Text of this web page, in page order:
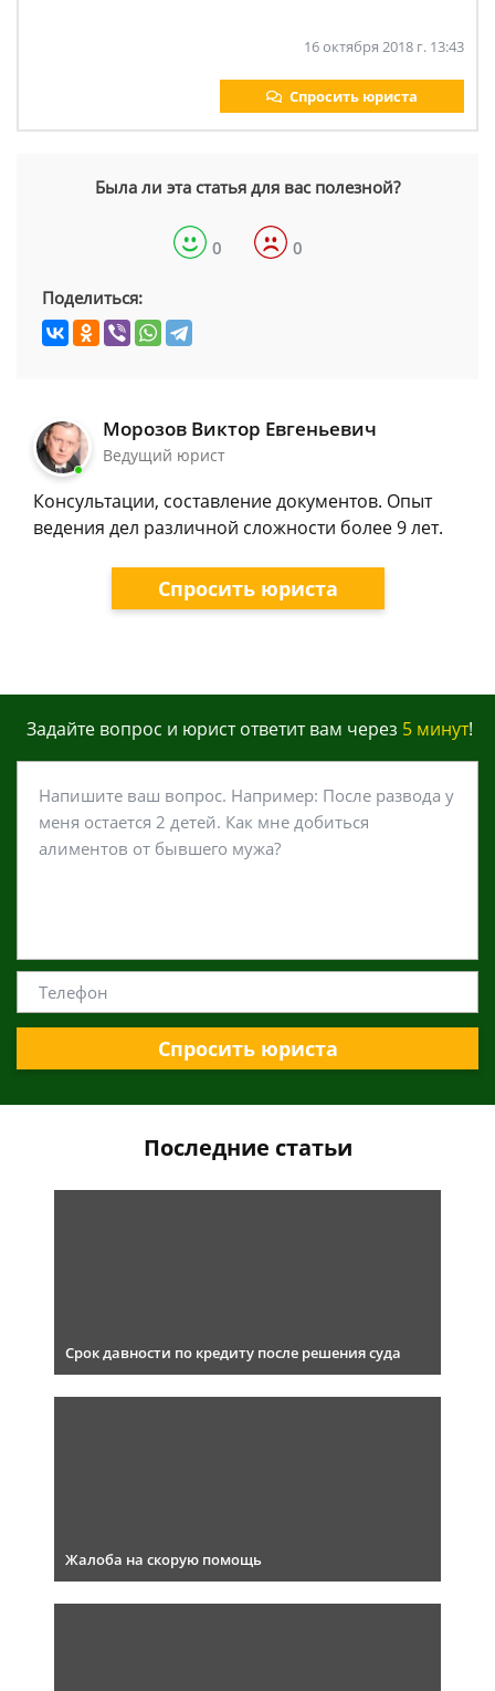
16 октября 2018 г. 13:43
Спросить юриста
Была ли эта статья для вас полезной?
0 0
Поделиться:
Морозов Виктор Евгеньевич
Ведущий юрист
Консультации, составление документов. Опыт
ведения дел различной сложности более 9 лет.
Спросить юриста
Задайте вопрос и юрист ответит вам через 5 минут!
Спросить юриста
Последние статьи
Срок давности по кредиту после решения суда
Жалоба на скорую помощь